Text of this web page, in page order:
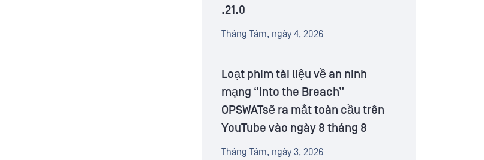
.21.0
Tháng Tám, ngày 4, 2026
Loạt phim tài liệu về an ninh
mạng “Into the Breach”
OPSWATsẽ ra mắt toàn cầu trên
YouTube vào ngày 8 tháng 8
Tháng Tám, ngày 3, 2026